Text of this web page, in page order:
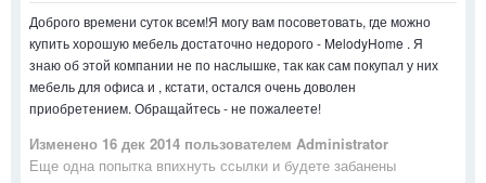
Доброго времени суток всем!Я могу вам посоветовать, где можно
купить хорошую мебель достаточно недорого - MelodyHome . Я
знаю об этой компании не по наслышке, так как сам покупал у них
мебель для офиса и , кстати, остался очень доволен
приобретением. Обращайтесь - не пожалеете!
Изменено 16 дек 2014 пользователем Administrator
Еще одна попытка впихнуть ссылки и будете забанены